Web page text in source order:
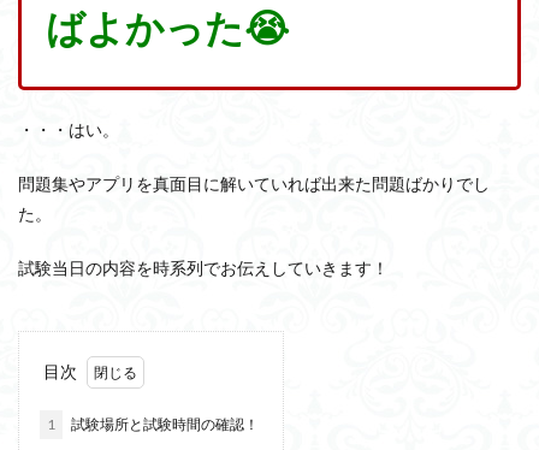
ばよかった😭
・・・はい。
問題集やアプリを真面目に解いていれば出来た問題ばかりでし
た。
試験当日の内容を時系列でお伝えしていきます！
目次
1 試験場所と試験時間の確認！